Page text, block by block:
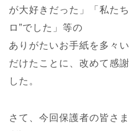
が大好きだった」「私た
ロ”でした」等の
ありがたいお手紙を多々
だけたことに、改めて感
した。
さて、今回保護者の皆さ